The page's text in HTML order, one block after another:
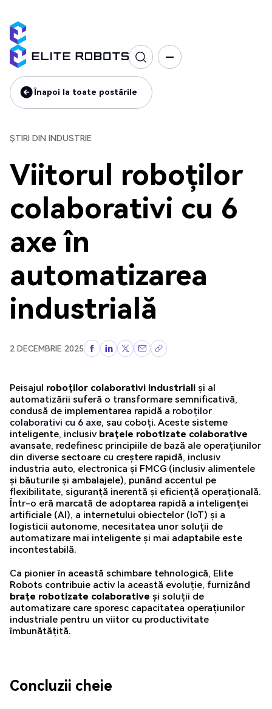
Înapoi la toate postările
Înapoi la toate postările
ȘTIRI DIN INDUSTRIE
Viitorul roboților
colaborativi cu 6
axe în
automatizarea
industrială
2 DECEMBRIE 2025
Peisajul roboților colaborativi industrialiși al
automatizării suferă o transformare semnificativă,
condusă de implementarea rapidă a roboților
colaborativi cu 6 axe, sau coboți. Aceste sisteme
inteligente, inclusiv brațele robotizate colaborative
avansate, redefinesc principiile de bază ale operațiunilor
din diverse sectoare cu creștere rapidă, inclusiv
industria auto, electronica și FMCG (inclusiv alimentele
și băuturile și ambalajele), punând accentul pe
flexibilitate, siguranță inerentă și eficiență operațională.
Într-o eră marcată de adoptarea rapidă a inteligenței
artificiale (AI), a internetului obiectelor (IoT) și a
logisticii autonome, necesitatea unor soluții de
automatizare mai inteligente și mai adaptabile este
incontestabilă.
Ca pionier în această schimbare tehnologică, Elite
Robots contribuie activ la această evoluție, furnizând
brațe robotizate colaborative și soluții de
automatizare care sporesc capacitatea operațiunilor
industriale pentru un viitor cu productivitate
îmbunătățită.
Concluzii cheie